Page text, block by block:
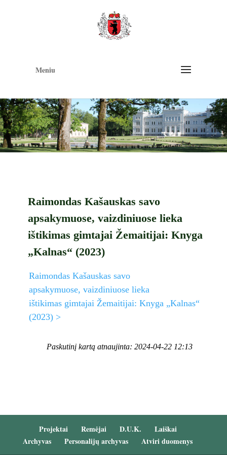
Meniu
Raimondas Kašauskas savo
apsakymuose, vaizdiniuose lieka
ištikimas gimtajai Žemaitijai: Knyga
„Kalnas“ (2023)
Raimondas Kašauskas savo
apsakymuose, vaizdiniuose lieka
ištikimas gimtajai Žemaitijai: Knyga „Kalnas“
(2023) >
Paskutinį kartą atnaujinta: 2024-04-22 12:13
Projektai Remėjai D.U.K.
Laiškai
Archyvas
Personalijų archyvas Atviri duomenys